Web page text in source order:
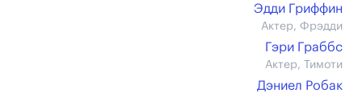
Эдди Гриффин
Актер, Фрэдди
Гэри Граббс
Актер, Тимоти
Дэниел Робак